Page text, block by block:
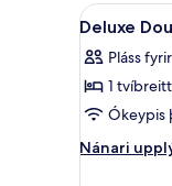
Skoða
allar
myndir
fyrir
Deluxe
Double
3
Deluxe
Pláss
1
Ókeypis
Nánari
Nánari